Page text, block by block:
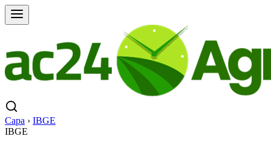
Capa › IBGE
IBGE